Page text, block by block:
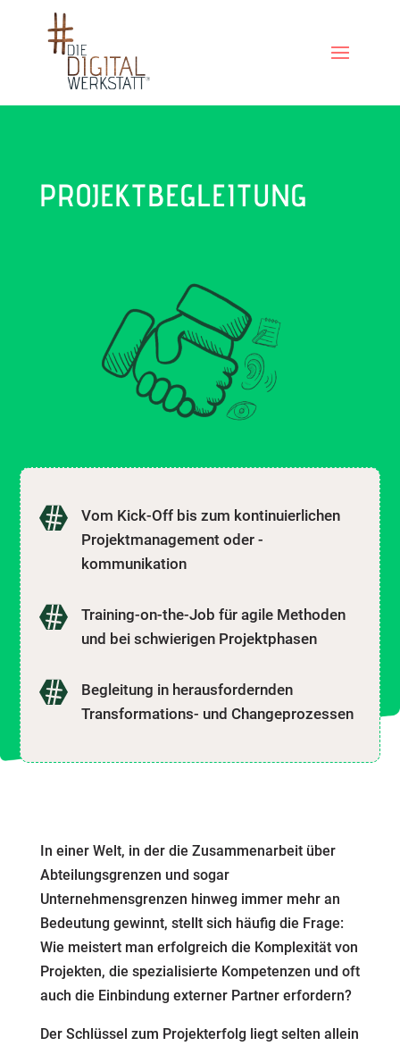
PROJEKTBEGLEITUNG
Vom Kick-Off bis zum kontinuierlichen
Projektmanagement oder -
kommunikation
Training-on-the-Job für agile Methoden
und bei schwierigen Projektphasen
Begleitung in herausfordernden
Transformations- und Changeprozessen
In einer Welt, in der die Zusammenarbeit über
Abteilungsgrenzen und sogar
Unternehmensgrenzen hinweg immer mehr an
Bedeutung gewinnt, stellt sich häufig die Frage:
Wie meistert man erfolgreich die Komplexität von
Projekten, die spezialisierte Kompetenzen und oft
auch die Einbindung externer Partner erfordern?
Der Schlüssel zum Projekterfolg liegt selten allein